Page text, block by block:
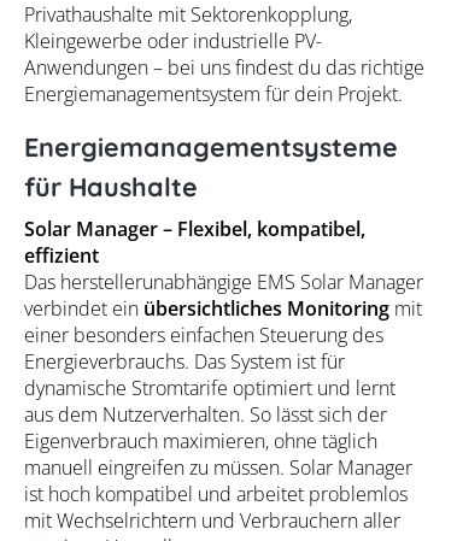
Privathaushalte mit Sektorenkopplung,
Kleingewerbe oder industrielle PV-
Anwendungen – bei uns findest du das richtige
Energiemanagementsystem für dein Projekt.
Energiemanagementsysteme
für Haushalte
Solar Manager – Flexibel, kompatibel,
effizient
Das herstellerunabhängige EMS Solar Manager
verbindet ein übersichtliches Monitoring mit
einer besonders einfachen Steuerung des
Energieverbrauchs. Das System ist für
dynamische Stromtarife optimiert und lernt
aus dem Nutzerverhalten. So lässt sich der
Eigenverbrauch maximieren, ohne täglich
manuell eingreifen zu müssen. Solar Manager
ist hoch kompatibel und arbeitet problemlos
mit Wechselrichtern und Verbrauchern aller